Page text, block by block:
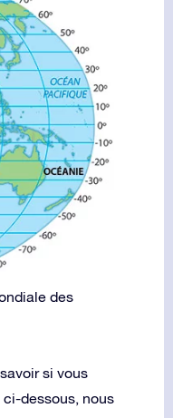
des
si vous
dessous, nous